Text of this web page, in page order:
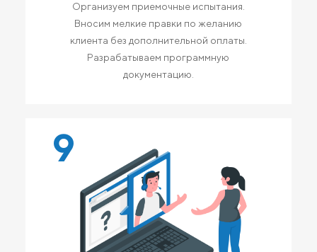
Организуем приемочные испытания.
Вносим мелкие правки по желанию
клиента без дополнительной оплаты.
Разрабатываем программную
документацию.
9